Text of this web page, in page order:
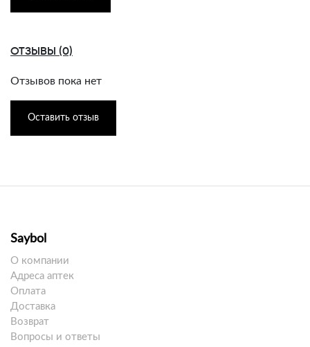
ОТЗЫВЫ (0)
Отзывов пока нет
Оставить отзыв
Saybol
О компании
Адреса аптек
Оплата
Доставка
Возврат
Вопросы и ответы